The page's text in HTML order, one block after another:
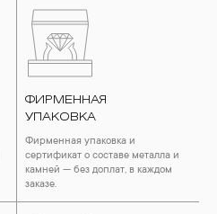
ФИРМЕННАЯ
УПАКОВКА
Фирменная упаковка и
сертификат о составе металла и
камней — без доплат, в каждом
заказе.